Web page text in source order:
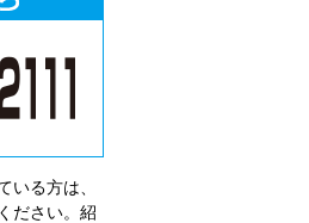
いる方は、
ださい。紹